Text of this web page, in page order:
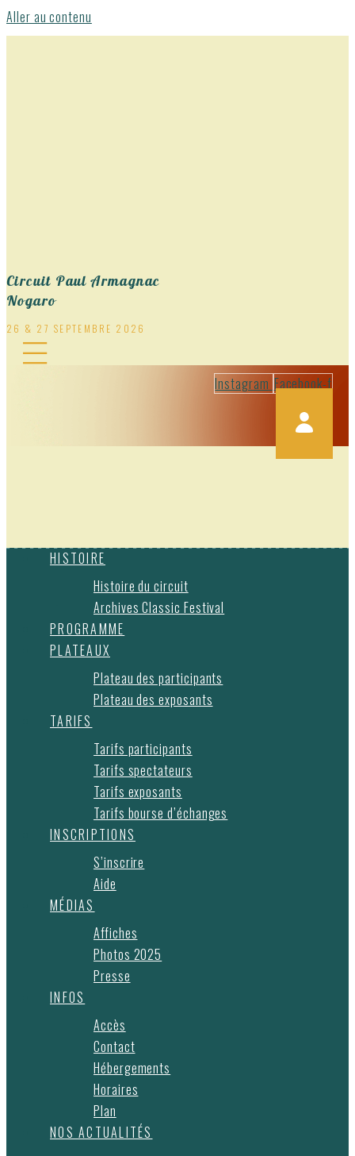
Aller au contenu
Circuit Paul Armagnac
Nogaro
26 & 27 SEPTEMBRE 2026
Instagram Facebook-f
HISTOIRE
Histoire du circuit
Archives Classic Festival
PROGRAMME
PLATEAUX
Plateau des participants
Plateau des exposants
TARIFS
Tarifs participants
Tarifs spectateurs
Tarifs exposants
Tarifs bourse d’échanges
INSCRIPTIONS
S’inscrire
Aide
MÉDIAS
Affiches
Photos 2025
Presse
INFOS
Accès
Contact
Hébergements
Horaires
Plan
NOS ACTUALITÉS